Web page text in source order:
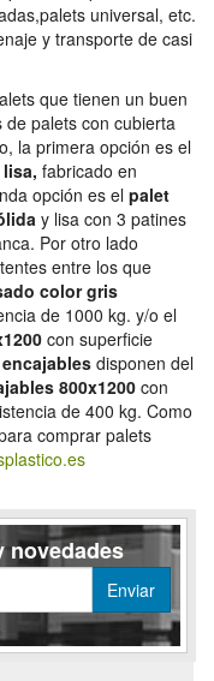
universal, etc.
y transporte de casi
que tienen un buen
palets con cubierta
la primera opción es el
fabricado en
opción es el palet
y lisa con 3 patines
Por otro lado
entre los que
color gris
de 1000 kg. y/o el
con superficie
disponen del
800x1200 con
de 400 kg. Como
comprar palets
novedades